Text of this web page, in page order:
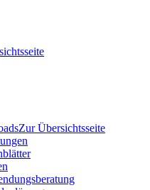
Zur Übersichtsseite